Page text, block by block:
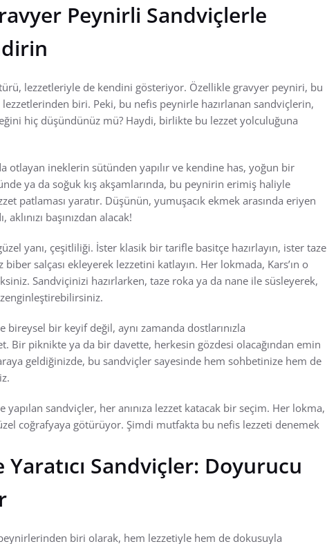
Peynirli Sandviçlerle
lezzetleriyle de kendini gösteriyor. Özellikle gravyer peyniri, bu
biri. Peki, bu nefis peynirle hazırlanan sandviçlerin,
hiç düşündünüz mü? Haydi, birlikte bu lezzet yolculuğuna
otlayan ineklerin sütünden yapılır ve kendine has, yoğun bir
ya da soğuk kış akşamlarında, bu peynirin erimiş haliyle
patlaması yaratır. Düşünün, yumuşacık ekmek arasında eriyen
başınızdan alacak!
yanı, çeşitliliği. İster klasik bir tarifle basitçe hazırlayın, ister taze
salçası ekleyerek lezzetini katlayın. Her lokmada, Kars’ın o
Sandviçinizi hazırlarken, taze roka ya da nane ile süsleyerek,
bir keyif değil, aynı zamanda dostlarınızla
Bir piknikte ya da bir davette, herkesin gözdesi olacağından emin
geldiğinizde, bu sandviçler sayesinde hem sohbetinize hem de
yapılan sandviçler, her anınıza lezzet katacak bir seçim. Her lokma,
coğrafyaya götürüyor. Şimdi mutfakta bu nefis lezzeti denemek
Sandviçler: Doyurucu
biri olarak, hem lezzetiyle hem de dokusuyla